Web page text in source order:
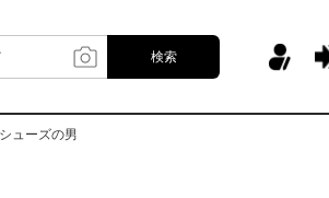
検索
ューズの男